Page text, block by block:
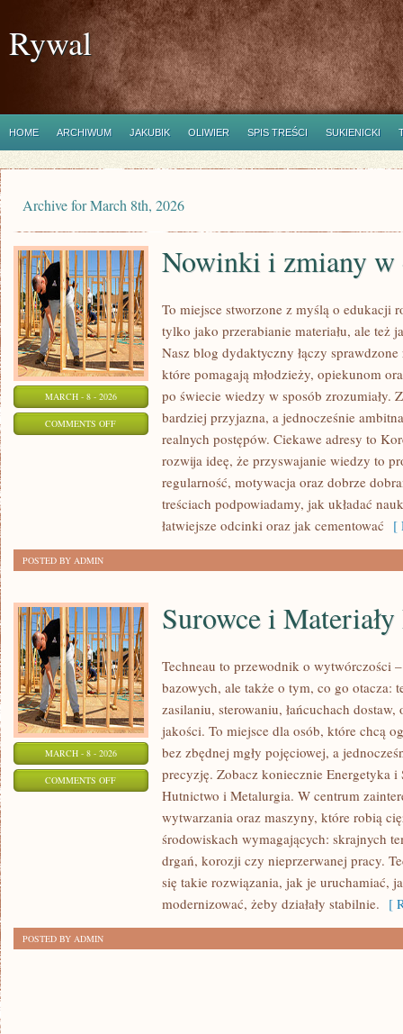
Rywal
HOME ARCHIWUM JAKUBIK OLIWIER SPIS TREŚCI SUKIENICKI
Archive for March 8th, 2026
MARCH - 8 - 2026
COMMENTS OFFON
Nowinki i zmiany w
To miejsce stworzone z myślą o edukacji
tylko jako przerabianie materiału, ale też
Nasz blog dydaktyczny łączy
które pomagają młodzieży, opiekunom
po świecie wiedzy w sposób zrozumiały.
bardziej przyjazna, a jednocześnie
realnych postępów. Ciekawe adresy to
rozwija ideę, że przyswajanie wiedzy to
regularność, motywacja oraz dobrze
treściach podpowiadamy, jak układać
łatwiejsze odcinki oraz jak cementować [
POSTED BY ADMIN
MARCH - 8 - 2026
COMMENTS OFFON
MATERIAŁY
PRZEMYSŁOWE
Surowce i Materiały
Techneau to przewodnik o wytwórczości
bazowych, ale także o tym, co go otacza:
zasilaniu, sterowaniu, łańcuchach
jakości. To miejsce dla osób, które chcą
bez zbędnej mgły pojęciowej, a
precyzję. Zobacz koniecznie Energetyka i
Hutnictwo i Metalurgia. W centrum
wytwarzania oraz maszyny, które robią
środowiskach wymagających: skrajnych
drgań, korozji czy nieprzerwanej pracy.
się takie rozwiązania, jak je uruchamiać,
modernizować, żeby działały stabilnie. [
POSTED BY ADMIN